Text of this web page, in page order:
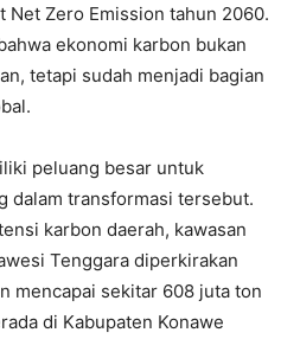
Net Zero Emission tahun 2060.
ekonomi karbon bukan
tetapi sudah menjadi bagian
peluang besar untuk
dalam transformasi tersebut.
karbon daerah, kawasan
Tenggara diperkirakan
mencapai sekitar 608 juta ton
di Kabupaten Konawe